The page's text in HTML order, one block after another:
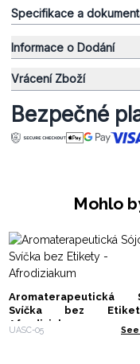
Specifikace a
Informace o Dodání
Vrácení Zboží
Bezpečné
Mohlo
Aromaterapeutická
Svíčka bez
Afrodiziakum
UASC-05